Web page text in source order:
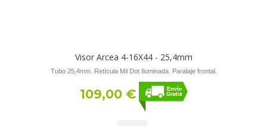
Visor Arcea 4-16X44 - 25,4mm
Tubo 25,4mm. Retícula Mil Dot Iluminada. Paralaje frontal.
109,00 €